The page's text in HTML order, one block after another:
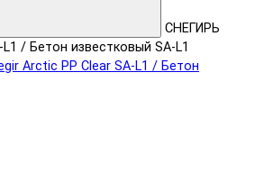
СНЕГИРЬ
/ Бетон известковый SA-L1